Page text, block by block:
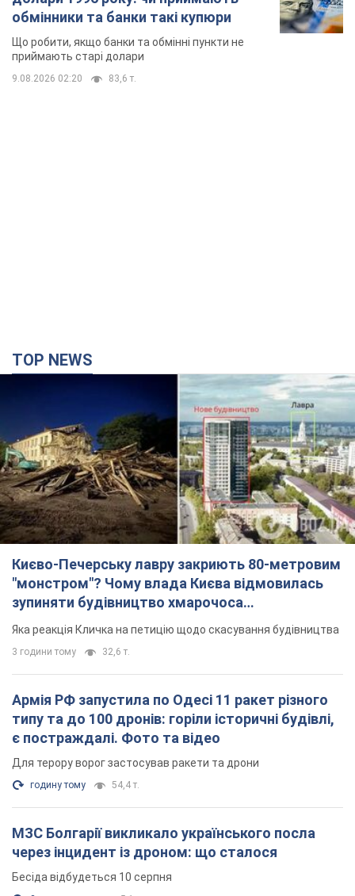
Києво-Печерську лавру закриють 80-метровим
"монстром"? Чому влада Києва відмовилась
зупиняти будівництво хмарочоса
"московського вірянина"
Яка реакція Кличка на петицію щодо скасування будівництва
3 години тому 32,6 т.
Армія РФ запустила по Одесі 11 ракет різного
типу та до 100 дронів: горіли історичні будівлі,
є постраждалі. Фото та відео
Для терору ворог застосував ракети та дрони
годину тому 54,4 т.
МЗС Болгарії викликало українського посла
через інцидент із дроном: що сталося
Бесіда відбудеться 10 серпня
3 години тому 5,1 т.